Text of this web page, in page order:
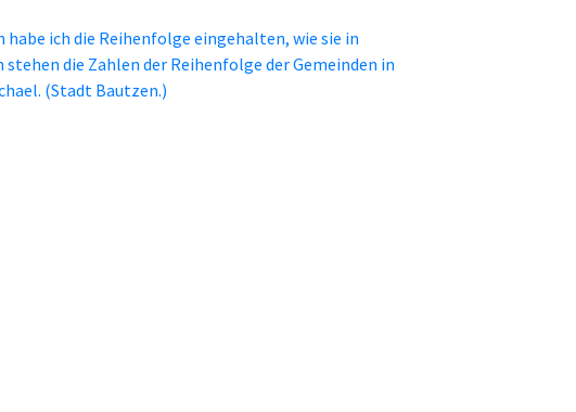
habe ich die Reihenfolge eingehalten, wie sie in
die Zahlen der Reihenfolge der Gemeinden in
(Stadt Bautzen.)